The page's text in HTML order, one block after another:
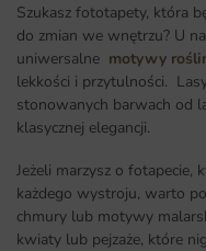
Szukasz fototapety, która
do zmian we wnętrzu? U
uniwersalne motywy
lekkości i przytulności.
stonowanych barwach od
klasycznej elegancji.
Jeżeli marzysz o fotapecie,
każdego wystroju, warto
chmury lub motywy
kwiaty lub pejzaże, które